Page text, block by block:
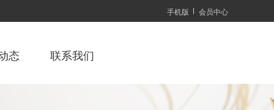
手机版 会员中心
态 联系我们